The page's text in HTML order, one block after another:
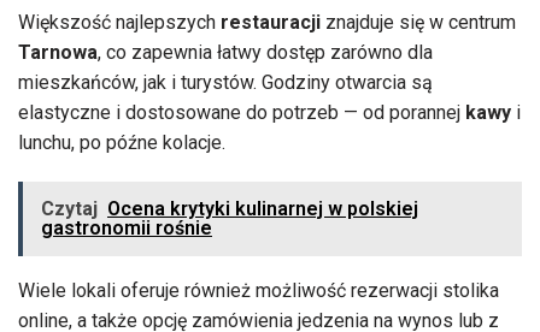
Większość najlepszych restauracji znajduje się w centrum
Tarnowa, co zapewnia łatwy dostęp zarówno dla
mieszkańców, jak i turystów. Godziny otwarcia są
elastyczne i dostosowane do potrzeb — od porannej kawy i
lunchu, po późne kolacje.
Czytaj Ocena krytyki kulinarnej w polskiej
gastronomii rośnie
Wiele lokali oferuje również możliwość rezerwacji stolika
online, a także opcję zamówienia jedzenia na wynos lub z